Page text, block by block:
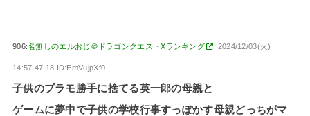
906:名無しのエルおじ＠ドラゴンクエストXランキング 2024/12/03(火)
14:57:47.18 ID:EmVujpXf0
子供のプラモ勝手に捨てる英一郎の母親と
ゲームに夢中で子供の学校行事すっぽかす母親どっちがマ